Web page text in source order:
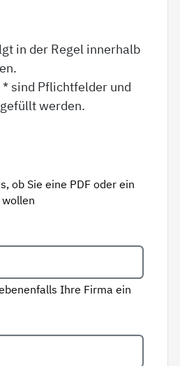
in der Regel innerhalb
sind Pflichtfelder und
werden.
ob Sie eine PDF oder ein
Ihre Firma ein